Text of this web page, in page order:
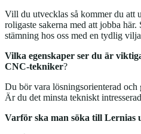
Vill du utvecklas så kommer du att
roligaste sakerna med att jobba
stämning hos oss med en tydlig
Vilka egenskaper ser du är
CNC-tekniker?
Du bör vara lösningsorienterad
Är du det minsta tekniskt
Varför ska man söka till